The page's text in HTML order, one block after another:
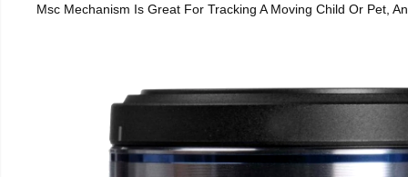
Msc Mechanism Is Great For Tracking A Moving Child Or Pet,